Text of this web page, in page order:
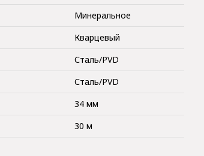
Минеральное
Кварцевый
Сталь/PVD
Сталь/PVD
34 мм
30 м